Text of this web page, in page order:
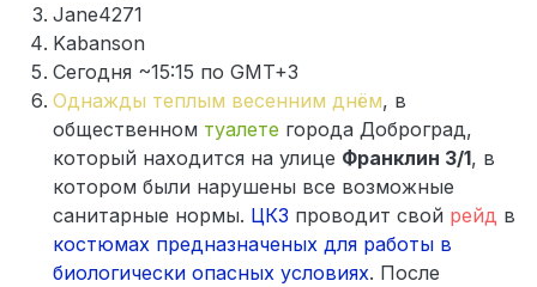
Jane4271
Kabanson
Сегодня ~15:15 по GMT+3
Однажды теплым весенним днём, в
общественном туалете города Доброград,
который находится на улице Франклин 3/1, в
котором были нарушены все возможные
санитарные нормы. ЦКЗ проводит свой рейд в
костюмах предназначеных для работы в
биологически опасных условиях. После